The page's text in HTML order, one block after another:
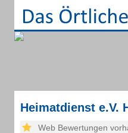
Heimatdienst e.V.
Web Bewertungen